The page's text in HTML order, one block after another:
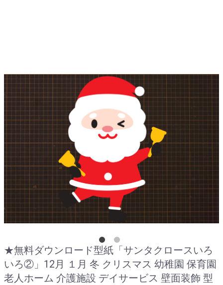
★無料ダウンロード型紙「サンタクロースいろ
いろ②」12月 １月 冬 クリスマス 幼稚園 保育園
老人ホーム 介護施設 デイサービス 壁面装飾 型